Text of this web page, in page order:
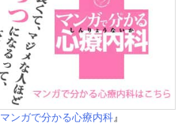
マンガで分かる心療内科』